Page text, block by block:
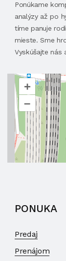
Ponúkame
analýzy až po
tíme panuje
mieste. Sme
Vyskúšajte nás
+
–
PONUKA
Predaj
Prenájom